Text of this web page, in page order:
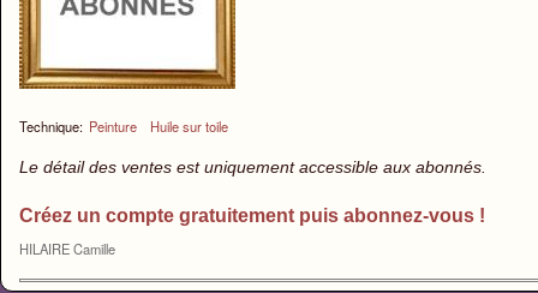
Technique: Peinture Huile sur toile
Le détail des ventes est uniquement accessible aux abonnés.
Créez un compte gratuitement puis abonnez-vous !
HILAIRE Camille